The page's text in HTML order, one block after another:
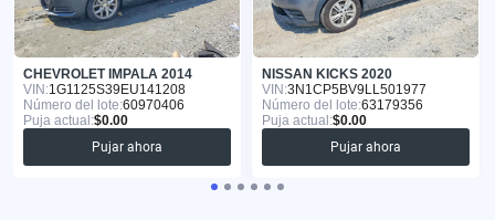
CHEVROLET IMPALA 2014
VIN:1G1125S39EU141208
Número del lote:60970406
Puja actual:$0.00
Pujar ahora
NISSAN KICKS 2020
VIN:3N1CP5BV9LL501977
Número del lote:63179356
Puja actual:$0.00
Pujar ahora